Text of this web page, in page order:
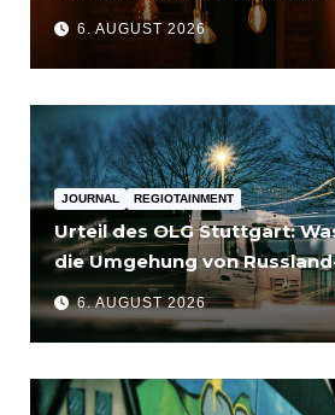
6. AUGUST 2026
JOURNAL REGIOTAINMENT
Urteil des OLG Stuttgart:
die Umgehung von
für Unternehmen bedeutet
6. AUGUST 2026